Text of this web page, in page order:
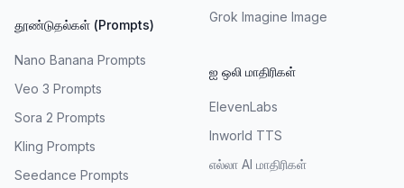
தூண்டுதல்கள் (Prompts)
Nano Banana Prompts
Veo 3 Prompts
Sora 2 Prompts
Kling Prompts
Seedance Prompts
Grok Imagine Image
ஐ ஒலி மாதிரிகள்
ElevenLabs
Inworld TTS
எல்லா AI மாதிரிகள்